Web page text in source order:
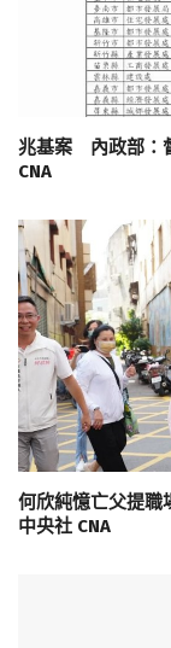
兆基案 內政部：
CNA
何欣純憶亡父提職
中央社 CNA